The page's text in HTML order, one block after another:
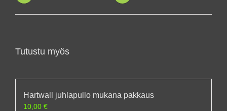
Tutustu myös
Hartwall juhlapullo mukana pakkaus
10,00 €